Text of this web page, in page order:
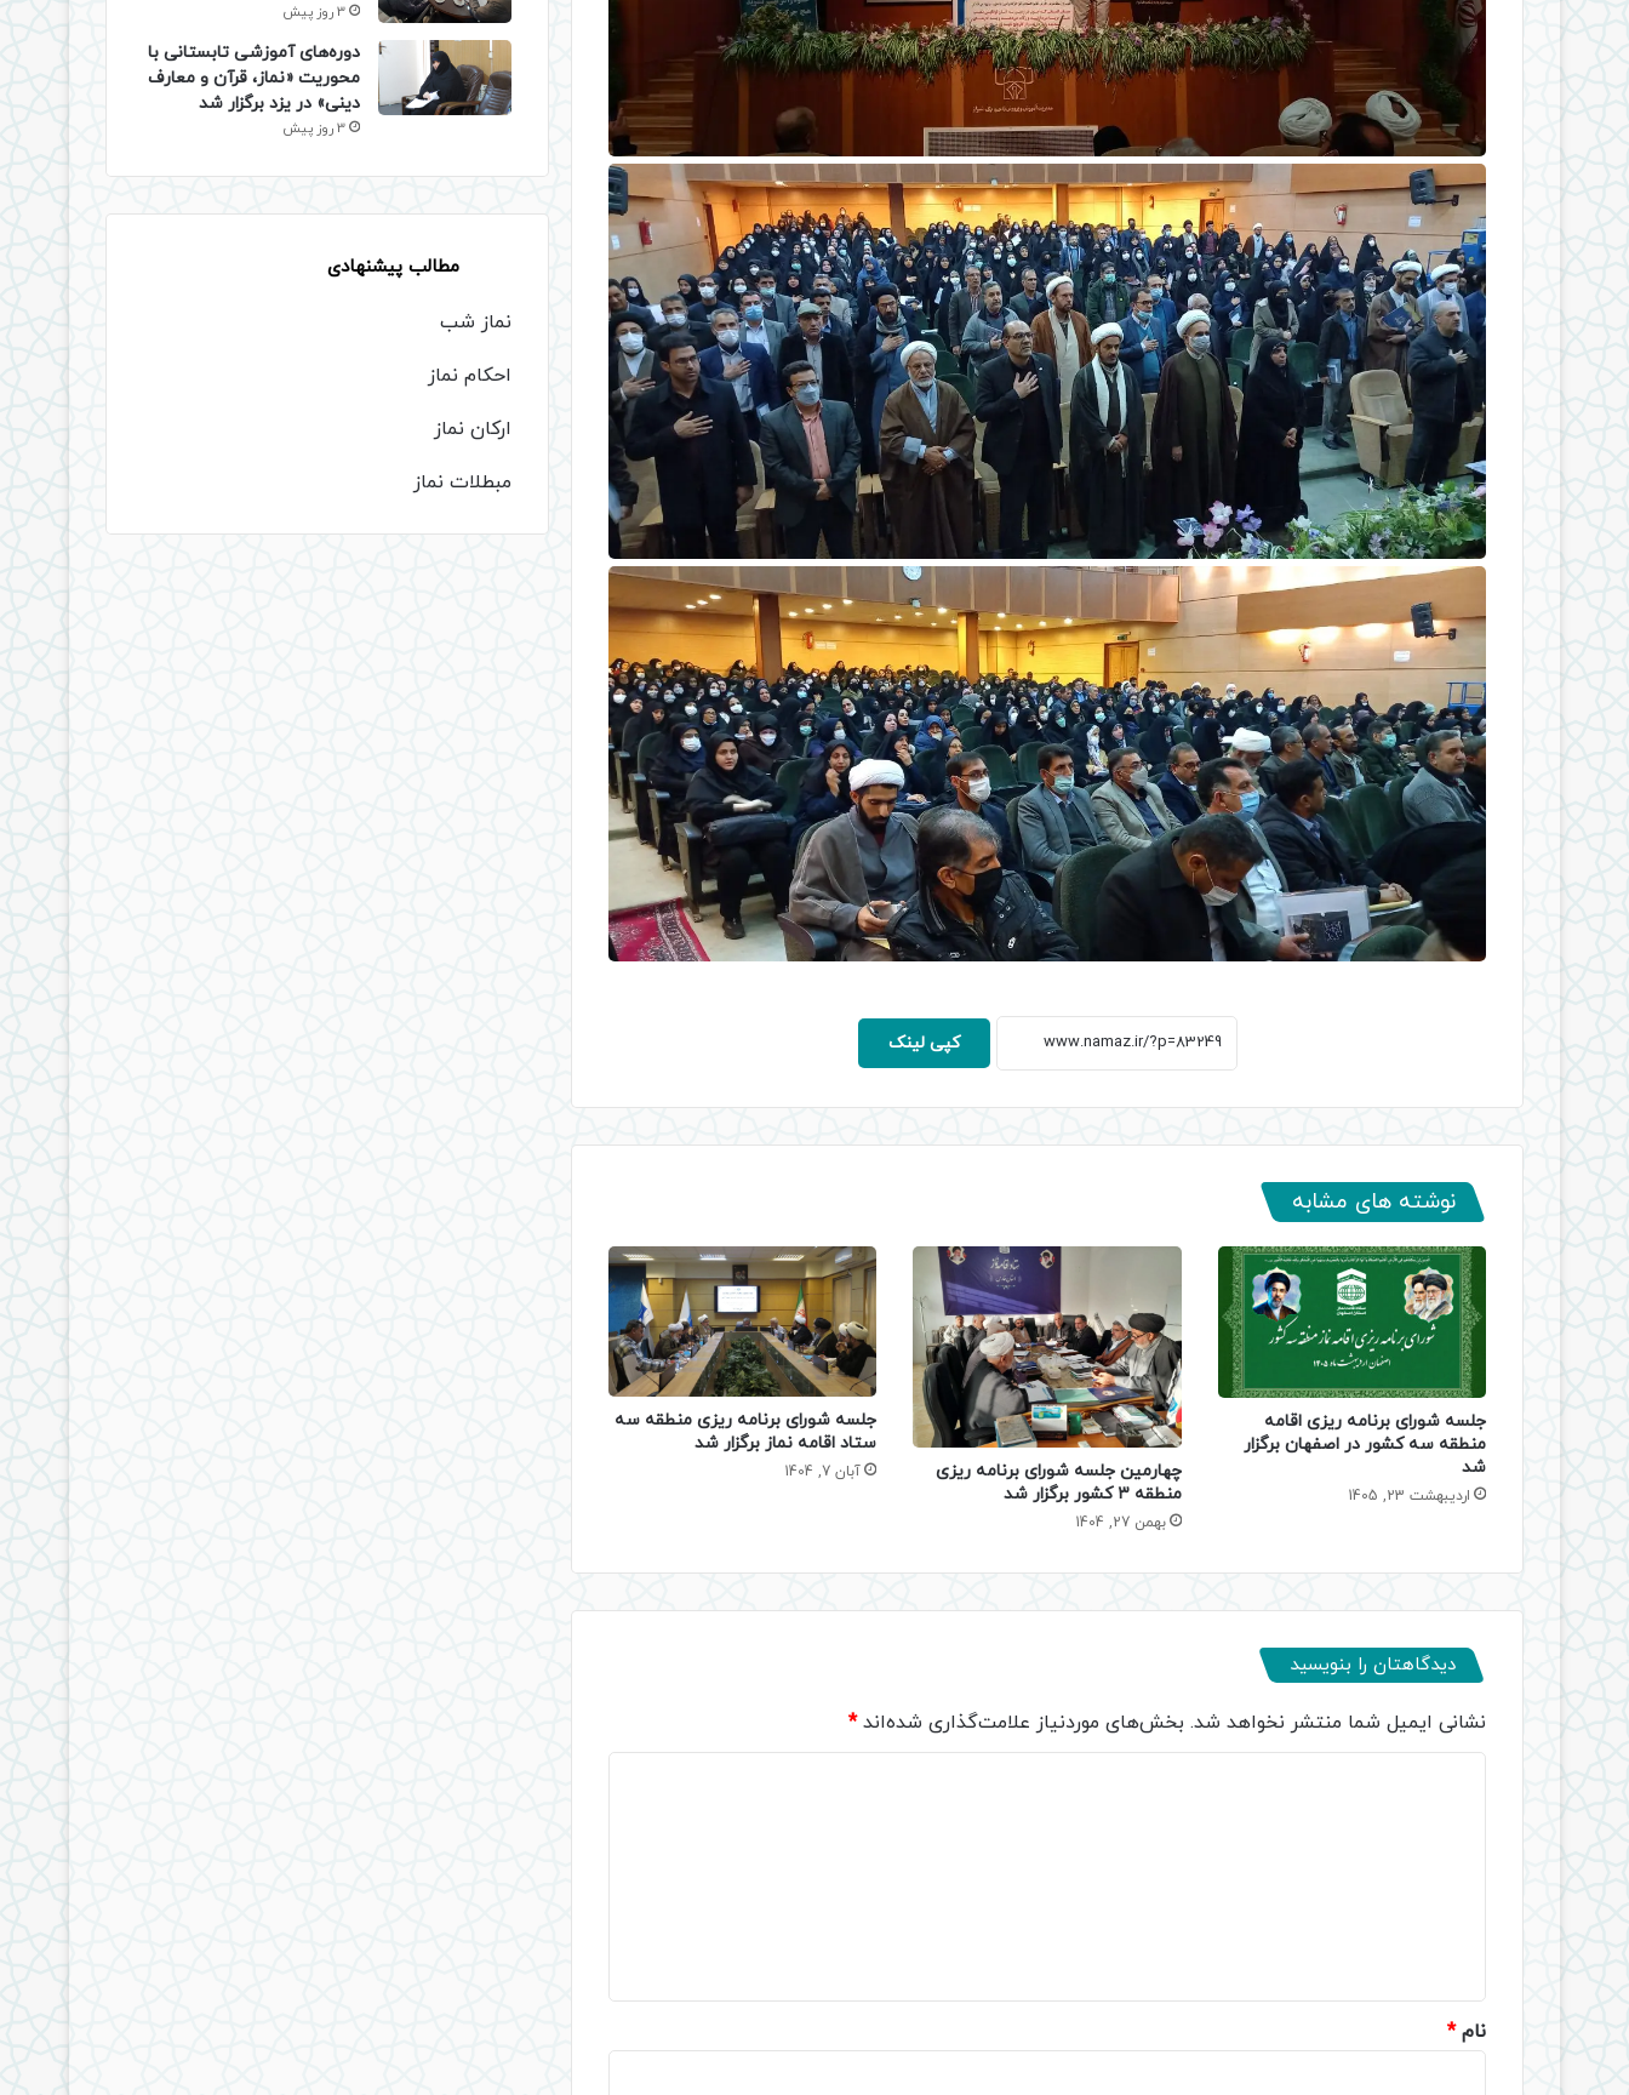
کپی لینک
نوشته های مشابه
جلسه شورای برنامه ریزی اقامه
منطقه سه کشور در اصفهان برگزار
شد
اردیبهشت 23, 1405
چهارمین جلسه شورای برنامه ریزی
منطقه ۳ کشور برگزار شد
بهمن 27, 1404
جلسه شورای برنامه ریزی منطقه سه
ستاد اقامه نماز برگزار شد
آبان 7, 1404
دیدگاهتان را بنویسید
نشانی ایمیل شما منتشر نخواهد شد. بخش‌های موردنیاز علامت‌گذاری شده‌اند*
نام*
3 روز پیش
دوره‌های آموزشی تابستانی با
محوریت «نماز، قرآن و معارف
دینی» در یزد برگزار شد
3 روز پیش
مطالب پیشنهادی
نماز شب
احکام نماز
ارکان نماز
مبطلات نماز